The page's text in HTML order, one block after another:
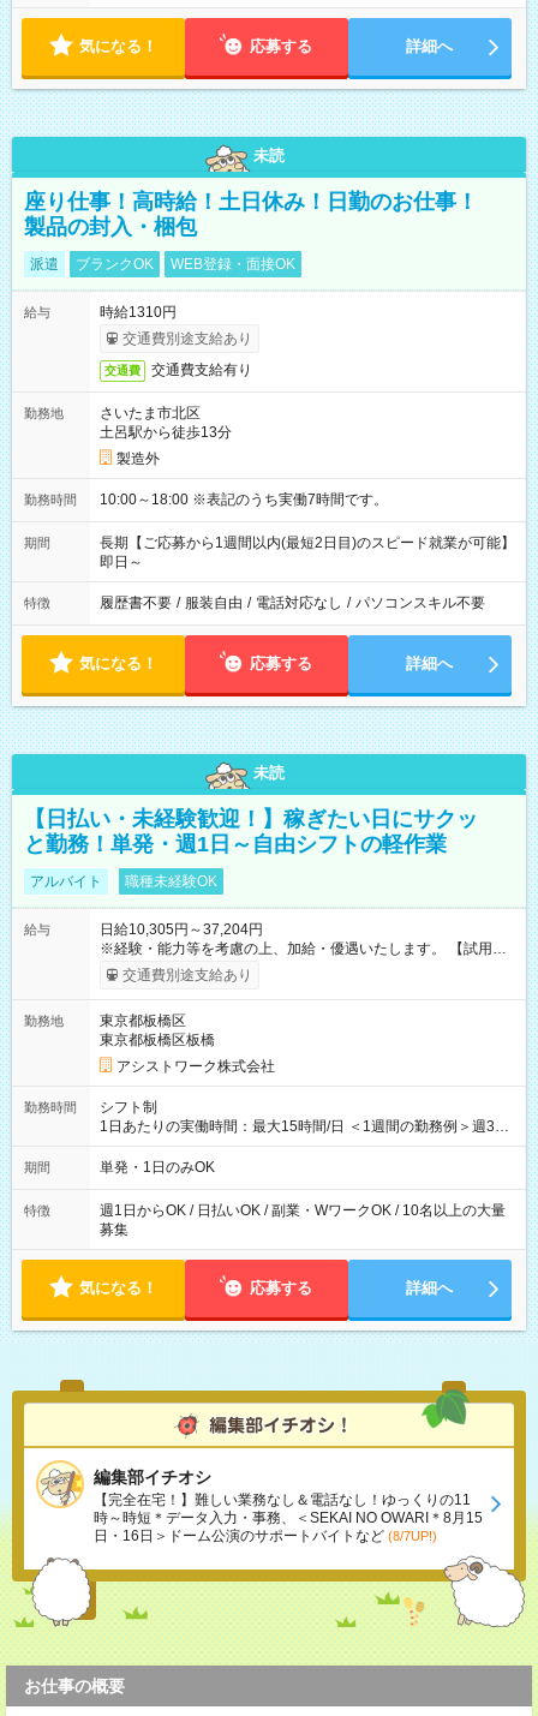
気になる！ 応募する 詳細へ
未読
座り仕事！高時給！土日休み！日勤のお仕事！
製品の封入・梱包
派遣 ブランクOK WEB登録・面接OK
給与
時給1310円
交通費別途支給あり
交通費 交通費支給有り
勤務地
さいたま市北区
土呂駅から徒歩13分
製造外
勤務時間 10:00～18:00 ※表記のうち実働7時間です。
期間
長期【ご応募から1週間以内(最短2日目)のスピード就業が可能】
即日～
特徴 履歴書不要 / 服装自由 / 電話対応なし / パソコンスキル不要
気になる！ 応募する 詳細へ
未読
【日払い・未経験歓迎！】稼ぎたい日にサクッ
と勤務！単発・週1日～自由シフトの軽作業
アルバイト 職種未経験OK
給与
日給10,305円～37,204円
※経験・能力等を考慮の上、加給・優遇いたします。 【試用期
間】試用期間なし
交通費別途支給あり
勤務地
東京都板橋区
東京都板橋区板橋
アシストワーク株式会社
勤務時間
シフト制
1日あたりの実働時間：最大15時間/日 ＜1週間の勤務例＞週3回
勤務 勤務：月・水・金 休み：火・木・土・日 好きな時にお仕事
可能です！ ※1日あたりの最大実働時間は日勤、夜勤共に勤務し
期間 単発・1日のみOK
特徴
週1日からOK / 日払いOK / 副業・WワークOK / 10名以上の大量
募集
気になる！ 応募する 詳細へ
編集部イチオシ
【完全在宅！】難しい業務なし＆電話なし！ゆっくりの11
時～時短＊データ入力・事務、＜SEKAI NO OWARI＊8月15
日・16日＞ドーム公演のサポートバイトなど (8/7UP!)
お仕事の概要